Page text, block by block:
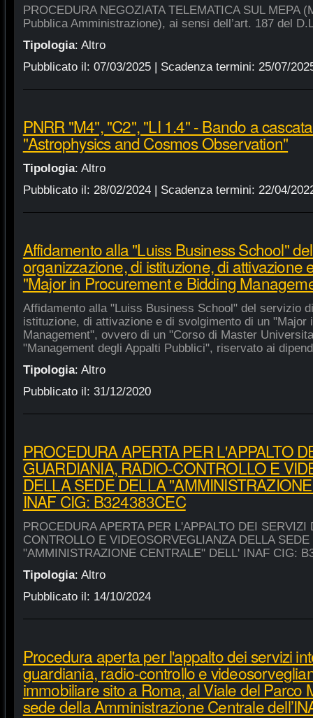
PROCEDURA NEGOZIATA TELEMATICA SUL MEPA
Pubblica Amministrazione), ai sensi dell’art. 187 del
Tipologia: Altro
Pubblicato il: 07/03/2025| Scadenza termini: 25/07/
PNRR "M4", "C2", "LI 1.4" - Bando a
"Astrophysics and Cosmos Observation"
Tipologia: Altro
Pubblicato il: 28/02/2024| Scadenza termini: 22/04/
Affidamento alla "Luiss Business School"
organizzazione, di istituzione, di attivazione
"Major in Procurement e Bidding
Affidamento alla "Luiss Business School" del servizio
istituzione, di attivazione e di svolgimento di un "Major
Management", ovvero di un "Corso di Master
"Management degli Appalti Pubblici", riservato ai
Tipologia: Altro
Pubblicato il: 31/12/2020
PROCEDURA APERTA PER L'APPALTO
GUARDIANIA, RADIO-CONTROLLO E
DELLA SEDE DELLA
INAF CIG: B324383CEC
PROCEDURA APERTA PER L'APPALTO DEI
CONTROLLO E VIDEOSORVEGLIANZA DELLA SEDE
"AMMINISTRAZIONE CENTRALE" DELL' INAF CIG:
Tipologia: Altro
Pubblicato il: 14/10/2024
Procedura aperta per l'appalto dei servizi
guardiania, radio-controllo e
immobiliare sito a Roma, al Viale del Parco
sede della Amministrazione Centrale